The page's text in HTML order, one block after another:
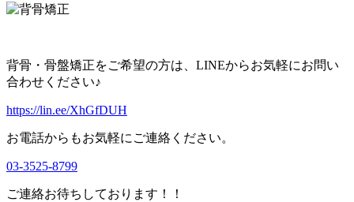
背骨・骨盤矯正をご希望の方は、LINEからお気軽にお問い
合わせください♪
https://lin.ee/XhGfDUH
お電話からもお気軽にご連絡ください。
03-3525-8799
ご連絡お待ちしております！！